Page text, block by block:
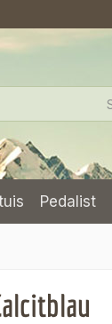
Pedalist